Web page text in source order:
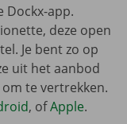
Dockx-app.
deze open
Je bent zo op
uit het aanbod
te vertrekken.
, ofApple.